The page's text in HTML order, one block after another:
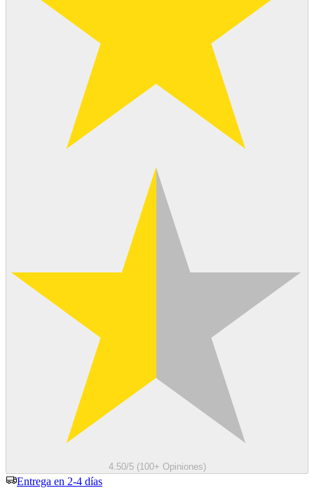
4.50/5 (100+ Opiniones)
Entrega en 2-4 días